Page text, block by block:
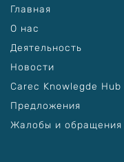
Главная
О нас
Деятельность
Новости
Carec Knowlegde Hub
Предложения
Жалобы и обращения